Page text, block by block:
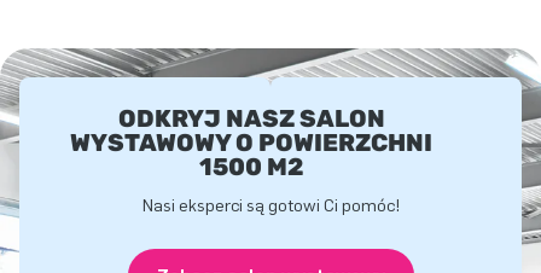
ODKRYJ NASZ SALON
WYSTAWOWY O POWIERZCHNI
1500 M2
Nasi eksperci są gotowi Ci pomóc!